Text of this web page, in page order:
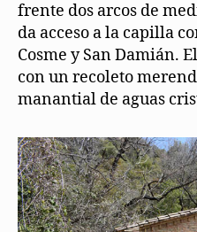
frente dos arcos de
da acceso a la capilla
Cosme y San Damián.
con un recoleto
manantial de aguas